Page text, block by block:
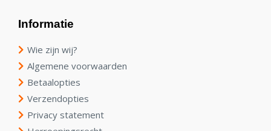
Informatie
Wie zijn wij?
Algemene voorwaarden
Betaalopties
Verzendopties
Privacy statement